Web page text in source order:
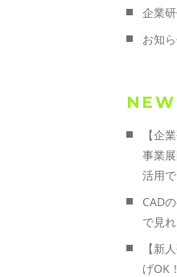
企業
お知
【企
事業
活用
CAD
で見れ
【新
げOK！